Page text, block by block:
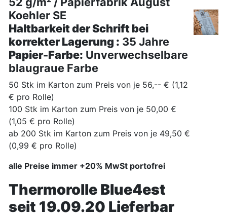
Koehler SE
Haltbarkeit der Schrift bei
korrekter Lagerung : 35 Jahre
Papier-Farbe: Unverwechselbare
blaugraue Farbe
50 Stk im Karton zum Preis von je 56,-- € (1,12
€ pro Rolle)
100 Stk im Karton zum Preis von je 50,00 €
(1,05 € pro Rolle)
ab 200 Stk im Karton zum Preis von je 49,50 €
(0,99 € pro Rolle)
alle Preise immer +20% MwSt portofrei
Thermorolle Blue4est
seit 19.09.20 Lieferbar